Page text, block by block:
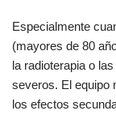
Especialmente
(mayores de 80
la radioterapia o
severos. El equipo
los efectos